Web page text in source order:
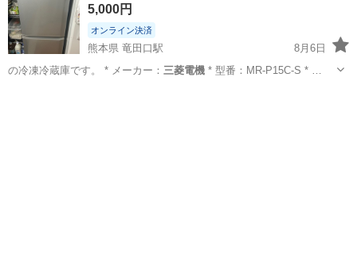
工場のお仕事 ◇コネクタ製造工...
5,000円
オンライン決済
熊本県 竜田口駅
8月6日
の冷凍冷蔵庫です。 * メーカー： 三菱電機* 型番：MR-P15C-S * …